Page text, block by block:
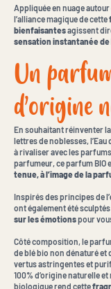
Appliquée en nuage
l’alliance magique de cette
bienfaisantesagissent
sensation instantanée
Un
d’origine
En souhaitant réinventer
lettres de noblesses, l’Eau
à rivaliser avec les
parfumeur, ce parfum BIO
tenue, à l’image de la
Inspirés des principes de l’
ont également été
sur les émotionspour
Côté composition, le
de blé bio non dénaturé et
vertus astringentes et
100% d’origine naturelle
biologique rend cette